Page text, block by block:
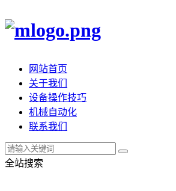
网站首页
关于我们
设备操作技巧
机械自动化
联系我们
全站搜索